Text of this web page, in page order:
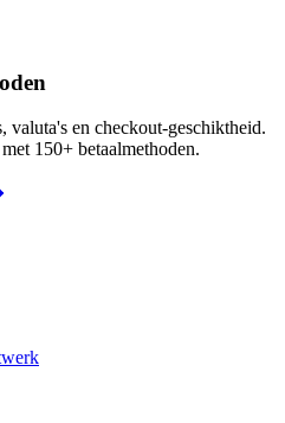
valuta's en checkout-geschiktheid.
150+ betaalmethoden.